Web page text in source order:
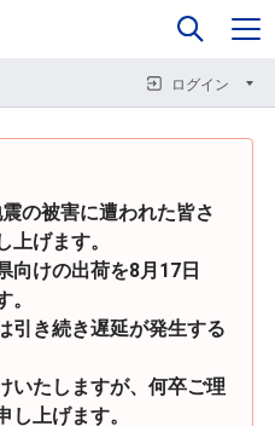
ログイン
0
の被害に遭われた皆さ
上げます。
向けの出荷を8月17日
引き続き遅延が発生する
いたしますが、何卒ご理
上げます。